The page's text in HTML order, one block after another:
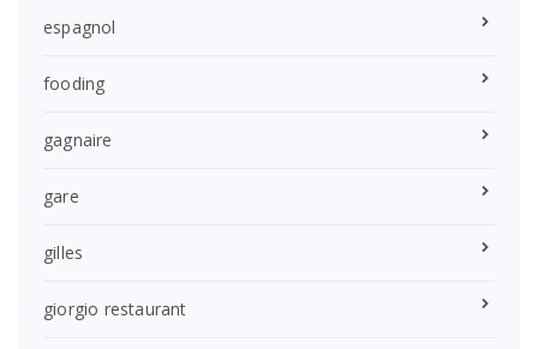
espagnol
fooding
gagnaire
gare
gilles
giorgio restaurant